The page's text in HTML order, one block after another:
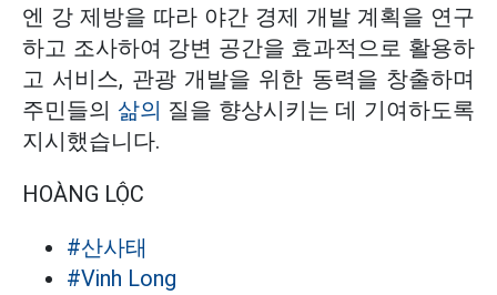
엔 강 제방을 따라 야간 경제 개발 계획을 연구
하고 조사하여 강변 공간을 효과적으로 활용하
고 서비스, 관광 개발을 위한 동력을 창출하며
주민들의 삶의 질을 향상시키는 데 기여하도록
지시했습니다.
HOÀNG LỘC
#산사태
#Vinh Long